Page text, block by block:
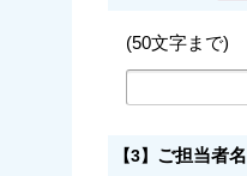
(50文字まで)
【3】 ご担当者名